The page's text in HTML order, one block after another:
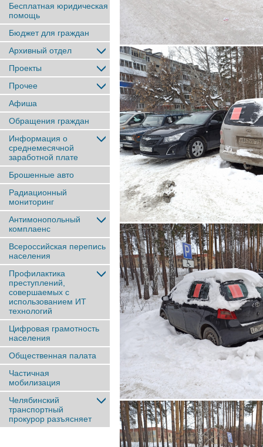
Бесплатная юридическая
помощь
Бюджет для граждан
Архивный отдел
Проекты
Прочее
Афиша
Обращения граждан
Информация о
среднемесячной
заработной плате
Брошенные авто
Радиационный
мониторинг
Антимонопольный
комплаенс
Всероссийская перепись
населения
Профилактика
преступлений,
совершаемых с
использованием ИТ
технологий
Цифровая грамотность
населения
Общественная палата
Частичная
мобилизация
Челябинский
транспортный
прокурор разъясняет